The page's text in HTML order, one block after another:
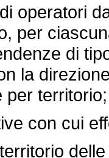
operatori
per
di
la
per territorio;
con cui